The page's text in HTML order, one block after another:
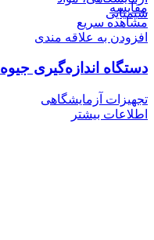
مقایسه
مشاهده سریع
افزودن به علاقه مندی
دستگاه اندازه‌گیری جیوه RA-915 Lab
تجهیزات آزمایشگاهی
اطلاعات بیشتر